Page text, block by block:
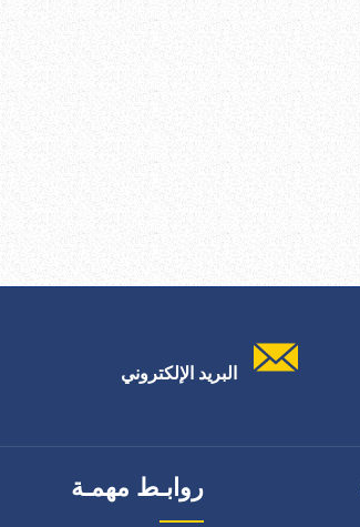
البريد الإلكتروني
روابـط مهمـة